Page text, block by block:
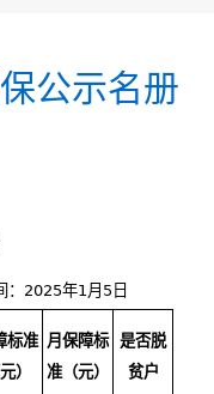
公示名册
2025年1月 5 日
标准
）
月保障标
准（元）
是否脱
贫户